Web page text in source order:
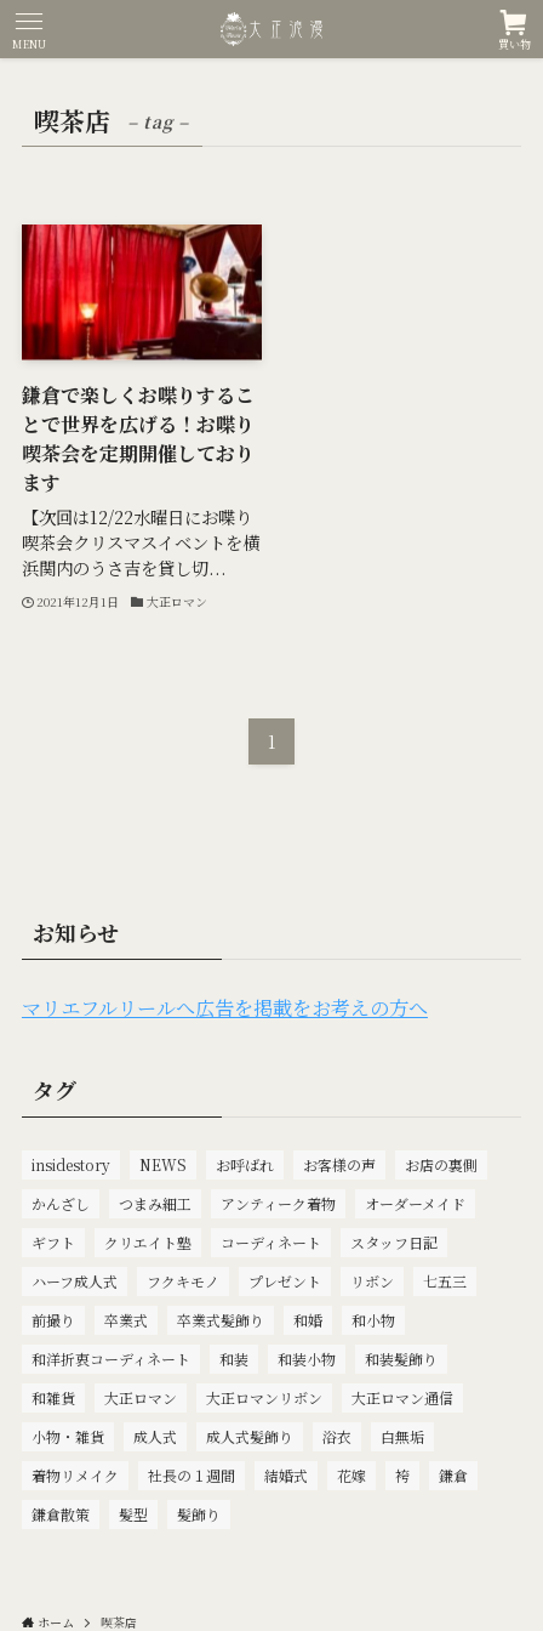
買い物
MENU
喫茶店 – tag –
鎌倉で楽しくお喋りするこ
とで世界を広げる！お喋り
喫茶会を定期開催しており
ます
【次回は12/22水曜日にお喋り
喫茶会クリスマスイベントを横
浜関内のうさ吉を貸し切...
2021年12月1日 大正ロマン
1
お知らせ
マリエフルリールへ広告を掲載をお考えの方へ
タグ
insidestory NEWS お呼ばれ お客様の声
お店の裏側
かんざし
つまみ細工 アンティーク着物
オーダーメイド
ギフト
クリエイト塾 コーディネート
スタッフ日記
ハーフ成人式
フクキモノ プレゼント リボン
七五三
前撮り
卒業式 卒業式髪飾り 和婚
和小物
和洋折衷コーディネート
和装 和装小物
和装髪飾り
和雑貨
大正ロマン 大正ロマンリボン
大正ロマン通信
小物・雑貨
成人式 成人式髪飾り 浴衣
白無垢
着物リメイク
社長の１週間 結婚式 花嫁 袴
鎌倉
鎌倉散策
髪型 髪飾り
ホーム 喫茶店